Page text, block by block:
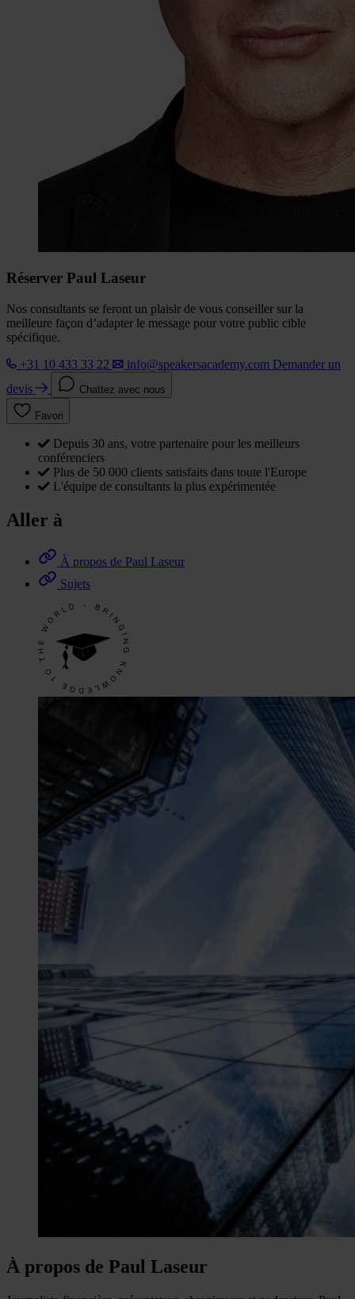
Réserver Paul Laseur
Nos consultants se feront un plaisir de vous conseiller sur la
meilleure façon d’adapter le message pour votre public cible
spécifique.
+31 10 433 33 22
info@speakersacademy.com Demander un
devis
Chattez avec nous
Favori
Depuis 30 ans, votre partenaire pour les meilleurs
conférenciers
Plus de 50 000 clients satisfaits dans toute l'Europe
L'équipe de consultants la plus expérimentée
Aller à
À propos de Paul Laseur
Sujets
À propos de Paul Laseur